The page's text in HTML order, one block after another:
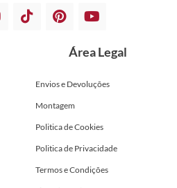
Área Legal
Envios e Devoluções
Montagem
Politica de Cookies
Politica de Privacidade
Termos e Condições